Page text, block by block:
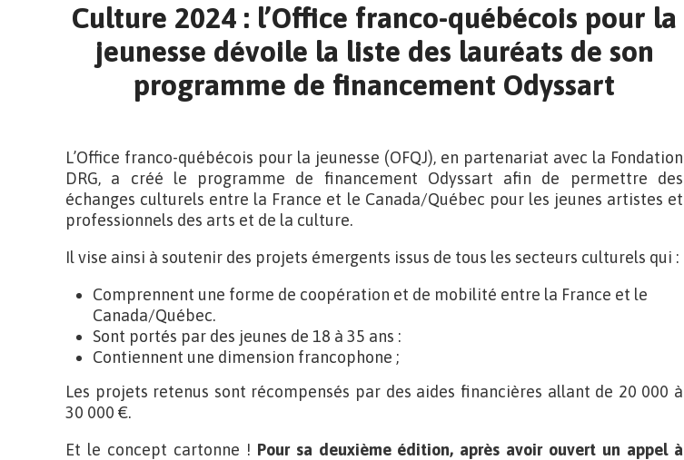
Culture 2024 : l’Office franco-québécois pour la
jeunesse dévoile la liste des lauréats de son
programme de financement Odyssart
L’Office franco-québécois pour la jeunesse (OFQJ), en partenariat avec la Fondation
DRG, a créé le programme de financement Odyssart afin de permettre des
échanges culturels entre la France et le Canada/Québec pour les jeunes artistes et
professionnels des arts et de la culture.
Il vise ainsi à soutenir des projets émergents issus de tous les secteurs culturels qui :
Comprennent une forme de coopération et de mobilité entre la France et le
Canada/Québec.
Sont portés par des jeunes de 18 à 35 ans :
Contiennent une dimension francophone ;
Les projets retenus sont récompensés par des aides financières allant de 20 000 à
30 000 €.
Et le concept cartonne ! Pour sa deuxième édition, après avoir ouvert un appel à